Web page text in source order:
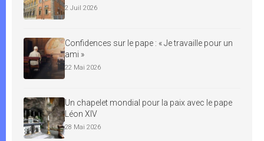
2 Juil 2026
Confidences sur le pape : « Je travaille pour un
ami »
22 Mai 2026
Un chapelet mondial pour la paix avec le pape
Léon XIV
28 Mai 2026